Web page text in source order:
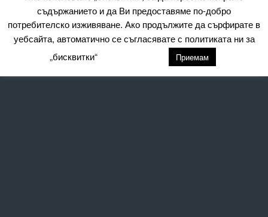
съдържанието и да Ви предоставяме по-добро
потребителско изживяване. Ако продължите да сърфирате в
уебсайта, автоматично се съгласявате с политиката ни за
„бисквитки“
Приемам